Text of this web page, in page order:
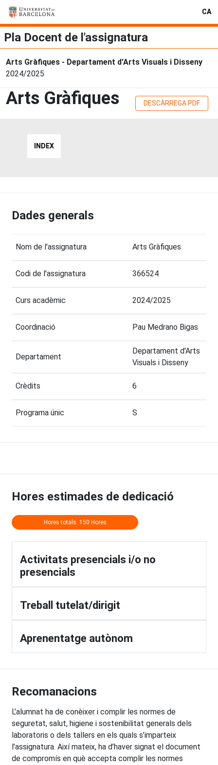
CA
Pla Docent de l'assignatura
Arts Gràfiques - Departament d'Arts Visuals i Disseny
2024/2025
Arts Gràfiques DESCÀRREGA PDF
INDEX
Dades generals
Nom de l'assignatura Arts Gràfiques
Codi de l'assignatura 366524
Curs acadèmic 2024/2025
Coordinació Pau Medrano Bigas
Departament
Departament d'Arts
Visuals i Disseny
Crèdits 6
Programa únic S
Hores estimades de dedicació
Hores totals: 150 Hores
Activitats presencials i/o no
presencials
Treball tutelat/dirigit
Aprenentatge autònom
Recomanacions
L’alumnat ha de conèixer i complir les normes de
seguretat, salut, higiene i sostenibilitat generals dels
laboratoris o dels tallers en els quals s’imparteix
l’assignatura. Així mateix, ha d’haver signat el document
de compromís en què accepta complir les normes